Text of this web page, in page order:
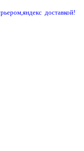
яндекс доставкой!